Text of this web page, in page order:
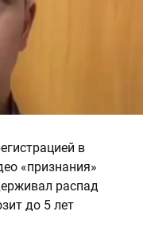
в
«признания»
распад
до 5 лет